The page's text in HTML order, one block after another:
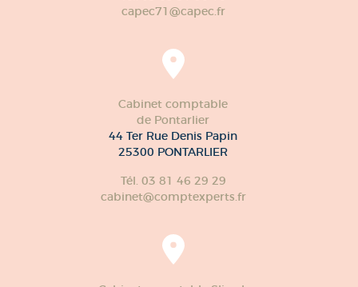
capec71@capec.fr
Cabinet comptable
de Pontarlier
44 Ter Rue Denis Papin
25300 PONTARLIER
Tél. 03 81 46 29 29
cabinet@comptexperts.fr